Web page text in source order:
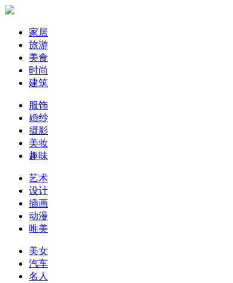
家居
旅游
美食
时尚
建筑
服饰
婚纱
摄影
美妆
趣味
艺术
设计
插画
动漫
唯美
美女
汽车
名人